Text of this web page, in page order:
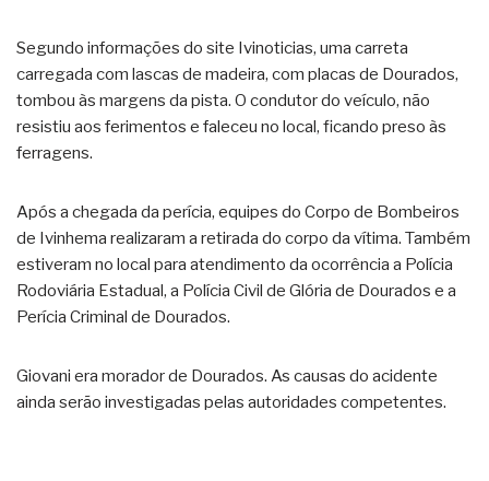
Segundo informações do site Ivinoticias, uma carreta
carregada com lascas de madeira, com placas de Dourados,
tombou às margens da pista. O condutor do veículo, não
resistiu aos ferimentos e faleceu no local, ficando preso às
ferragens.
Após a chegada da perícia, equipes do Corpo de Bombeiros
de Ivinhema realizaram a retirada do corpo da vítima. Também
estiveram no local para atendimento da ocorrência a Polícia
Rodoviária Estadual, a Polícia Civil de Glória de Dourados e a
Perícia Criminal de Dourados.
Giovani era morador de Dourados. As causas do acidente
ainda serão investigadas pelas autoridades competentes.